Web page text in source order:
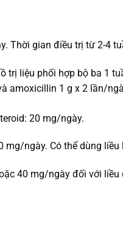
Thời gian điều trị từ 2-4
trị liệu phối hợp bộ ba 1
amoxicillin 1 g x 2 lần/
20 mg/ngày.
ngày. Có thể dùng
40 mg/ngày đối với liều